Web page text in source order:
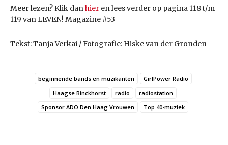
Meer lezen? Klik danhier en lees verder op pagina 118 t/m
119 van LEVEN! Magazine #53
Tekst: Tanja Verkai / Fotografie: Hiske van der Gronden
beginnende bands en muzikanten
GirlPower Radio
Haagse Binckhorst
radio
radiostation
Sponsor ADO Den Haag Vrouwen
Top 40-muziek